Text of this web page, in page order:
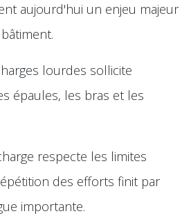
aujourd'hui un enjeu majeur
lourdes sollicite
épaules, les bras et les
respecte les limites
des efforts finit par
importante.